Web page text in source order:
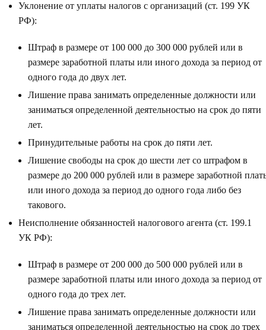
Уклонение от уплаты налогов с организаций (ст. 199 УК
РФ):
Штраф в размере от 100 000 до 300 000 рублей или в
размере заработной платы или иного дохода за период от
одного года до двух лет.
Лишение права занимать определенные должности или
заниматься определенной деятельностью на срок до пяти
лет.
Принудительные работы на срок до пяти лет.
Лишение свободы на срок до шести лет со штрафом в
размере до 200 000 рублей или в размере заработной
или иного дохода за период до одного года либо без
такового.
Неисполнение обязанностей налогового агента (ст. 199.1
УК РФ):
Штраф в размере от 200 000 до 500 000 рублей или в
размере заработной платы или иного дохода за период от
одного года до трех лет.
Лишение права занимать определенные должности или
заниматься определенной деятельностью на срок до трех